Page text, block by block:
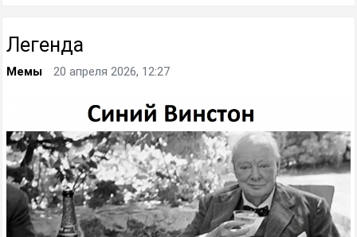
Легенда
Мемы 20 апреля 2026, 12:27